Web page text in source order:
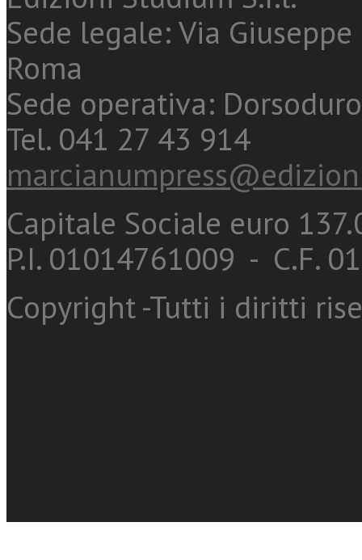
Sede legale: Via
Roma
Sede operativa:
Tel. 041 27 43 914
Capitale Sociale euro
P.I. 01014761009 - C.F.
Copyright -Tutti i diritti